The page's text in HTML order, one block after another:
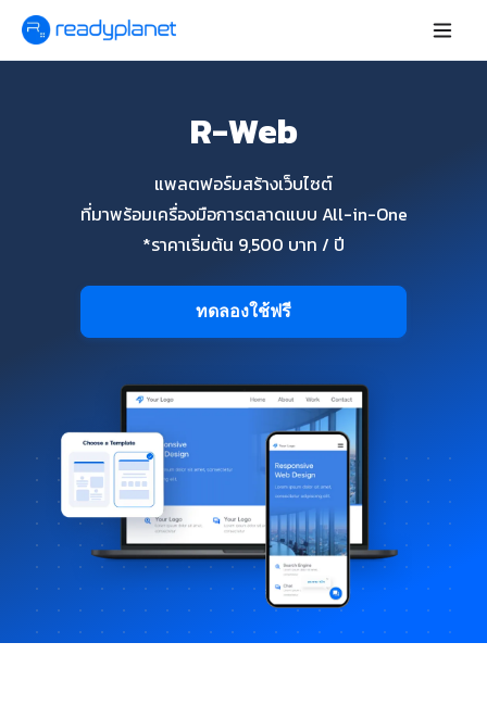
R-Web
แพลตฟอร์มสร้างเว็บไซต์
ที่มาพร้อมเครื่องมือการตลาดแบบ All-in-One
*ราคาเริ่มต้น 9,500 บาท / ปี
ทดลองใช้ฟรี